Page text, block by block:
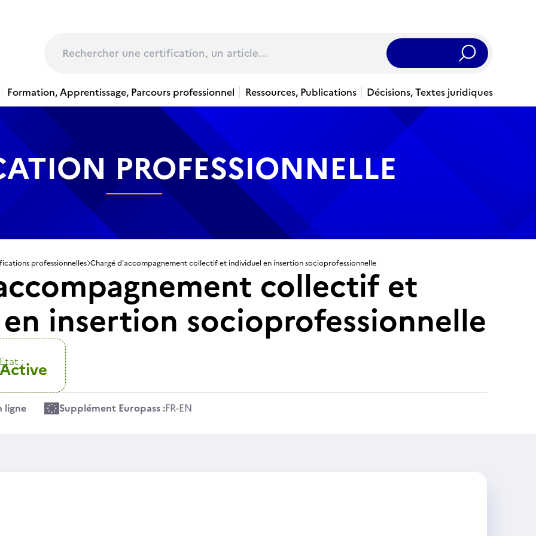
Rechercher
Formation, Apprentissage, Parcours professionnel Ressources, Publications Décisions, Textes juridiques
PROFESSIONNELLE
professionnelles Chargé d'accompagnement collectif et individuel en insertion socioprofessionnelle
collectif et
insertion socioprofessionnelle
Etat :
Active
ligne Supplément Europass :FR-EN